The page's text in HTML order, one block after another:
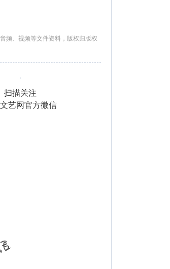
频、视频等文件资料，版权归版权
扫描关注
艺网官方微信